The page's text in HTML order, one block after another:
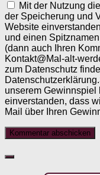
Mit der Nutzung
der Speicherung und
Website
und einen
(dann auch Ihren
Kontakt@Mal-alt-
zum Datenschutz
unserem Gewinnspiel
einverstanden, dass
Mail über Ihren